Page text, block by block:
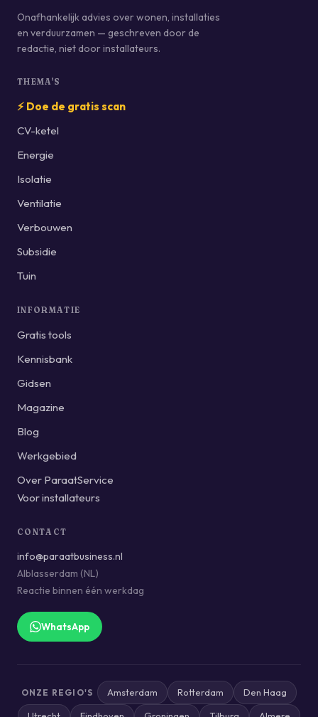
Onafhankelijk advies over wonen, installaties
en verduurzamen — geschreven door de
redactie, niet door installateurs.
THEMA'S
⚡ Doe de gratis scan
CV-ketel
Energie
Isolatie
Ventilatie
Verbouwen
Subsidie
Tuin
INFORMATIE
Gratis tools
Kennisbank
Gidsen
Magazine
Blog
Werkgebied
Over ParaatService
Voor installateurs
CONTACT
info@paraatbusiness.nl
Alblasserdam (NL)
Reactie binnen één werkdag
WhatsApp
ONZE REGIO'S Amsterdam Rotterdam Den Haag